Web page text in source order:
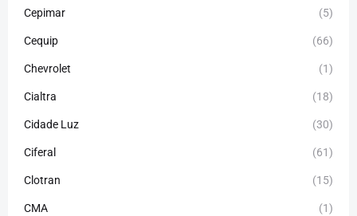
Cepimar (5)
Cequip (66)
Chevrolet (1)
Cialtra (18)
Cidade Luz (30)
Ciferal (61)
Clotran (15)
CMA (1)